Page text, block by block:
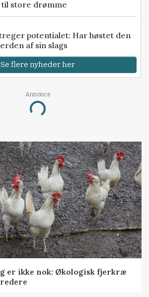
store drømme
potentialet: Har høstet den
af sin slags
Se flere nyheder her
Annonce
Loading...
er ikke nok: Økologisk fjerkræ